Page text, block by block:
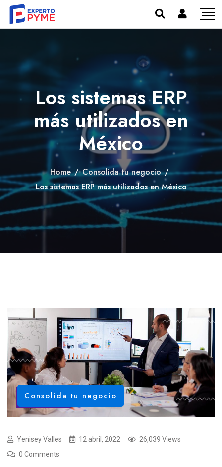
Los sistemas ERP
más utilizados en
México
Home / Consolida tu negocio /
Los sistemas ERP más utilizados en México
Consolida tu negocio
Yenisey Valles 12 abril, 2022
26,039 Views
0 Comments